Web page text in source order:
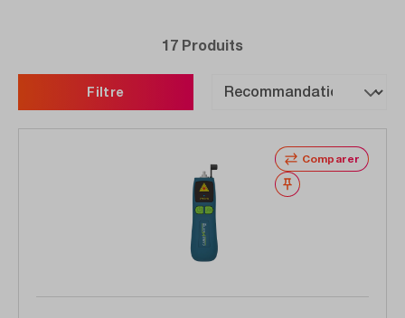
Filtre
17 Produits
Comparer
Noter